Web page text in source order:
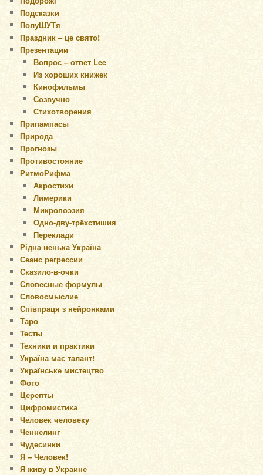
Подсказки
ПолуШУТя
Праздник – це свято!
Презентации
Вопрос – ответ Lee
Из хороших книжек
Кинофильмы
Созвучно
Стихотворения
Припампасы
Природа
Прогнозы
Противостояние
РитмоРифма
Акростихи
Лимерики
Микропоэзия
Одно-дву-трёхстишия
Переклади
Рідна ненька Україна
Сеанс регрессии
Сказило-в-очки
Словесные формулы
Словосмыслие
Співпраця з нейронками
Таро
Тесты
Техники и практики
Україна має талант!
Українське мистецтво
Фото
Церепты
Цифромистика
Человек человеку
Ченнелинг
Чудесинки
Я – Человек!
Я живу в Украине